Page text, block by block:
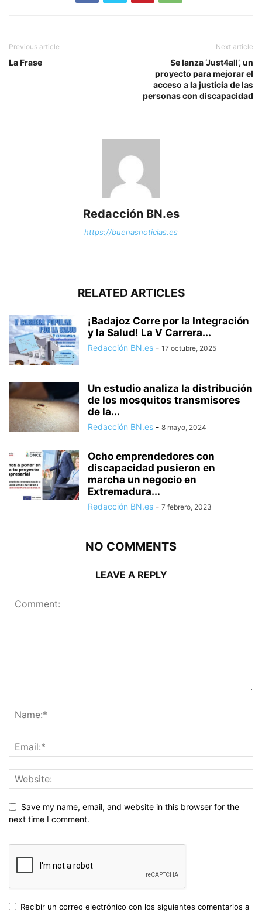
Previous article
La Frase
Next article
Se lanza ‘Just4all’, un
proyecto para mejorar el
acceso a la justicia de las
personas con discapacidad
Redacción BN.es
https://buenasnoticias.es
RELATED ARTICLES
¡Badajoz Corre por la Integración
y la Salud! La V Carrera...
Redacción BN.es - 17 octubre, 2025
Un estudio analiza la distribución
de los mosquitos transmisores
de la...
Redacción BN.es - 8 mayo, 2024
Ocho emprendedores con
discapacidad pusieron en
marcha un negocio en
Extremadura...
Redacción BN.es - 7 febrero, 2023
NO COMMENTS
LEAVE A REPLY
Save my name, email, and website in this browser for the
next time I comment.
Recibir un correo electrónico con los siguientes comentarios a